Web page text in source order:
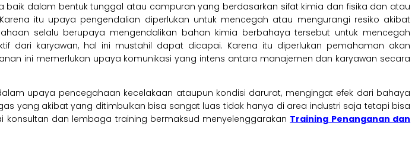
baik dalam bentuk tunggal atau campuran yang berdasarkan sifat kimia dan fisika dan atau
itu upaya pengendalian diperlukan untuk mencegah atau mengurangi resiko akibat
selalu berupaya mengendalikan bahan kimia berbahaya tersebut untuk mencegah
dari karyawan, hal ini mustahil dapat dicapai. Karena itu diperlukan pemahaman akan
ini memerlukan upaya komunikasi yang intens antara manajemen dan karyawan secara
upaya pencegahaan kecelakaan ataupun kondisi darurat, mengingat efek dari bahaya
yang akibat yang ditimbulkan bisa sangat luas tidak hanya di area industri saja tetapi bisa
konsultan dan lembaga training bermaksud menyelenggarakan Training Penanganan dan